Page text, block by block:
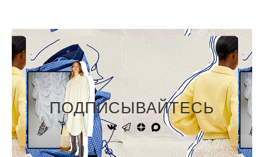
ПОДПИСЫВАЙТЕСЬ